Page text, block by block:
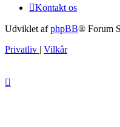
Kontakt os
Udviklet afphpBB® Forum
Privatliv | Vilkår